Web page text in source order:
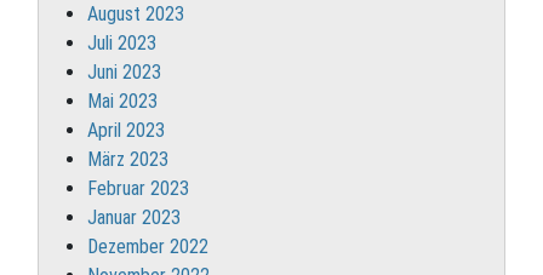
August 2023
Juli 2023
Juni 2023
Mai 2023
April 2023
März 2023
Februar 2023
Januar 2023
Dezember 2022